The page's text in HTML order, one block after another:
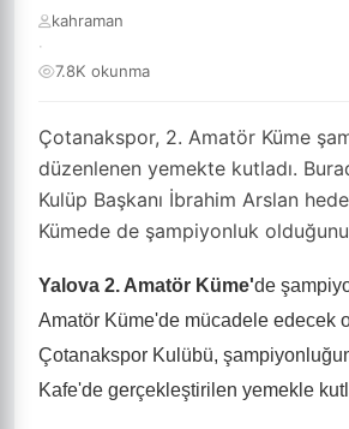
Çotanakspor, 2. Amatör Küme
düzenlenen yemekte kutladı.
Kulüp Başkanı İbrahim Arslan
Kümede de şampiyonluk
kahraman
·
7.8K okunma
Yalova 2. Amatör Küme'de
Amatör Küme'de mücadele edecek
Çotanakspor Kulübü,
Kafe'de gerçekleştirilen yemekle